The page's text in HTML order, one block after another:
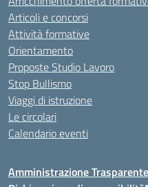
Articoli e concorsi
Attività formative
Orientamento
Proposte Studio Lavoro
Stop Bullismo
Viaggi di istruzione
Le circolari
Calendario eventi
Amministrazione Trasparente